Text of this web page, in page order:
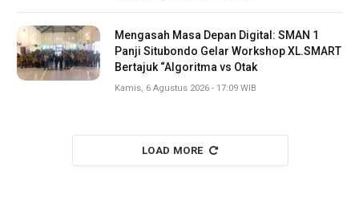
Mengasah Masa Depan Digital: SMAN 1
Panji Situbondo Gelar Workshop XL.SMART
Bertajuk “Algoritma vs Otak
Kamis, 6 Agustus 2026 - 17:09 WIB
LOAD MORE